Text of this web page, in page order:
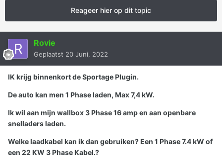
Reageer hier op dit topic
Rovie
Geplaatst 20 Juni, 2022
IK krijg binnenkort de Sportage Plugin.
De auto kan men 1 Phase laden, Max 7,4 kW.
Ik wil aan mijn wallbox 3 Phase 16 amp en aan openbare
snelladers laden.
Welke laadkabel kan ik dan gebruiken? Een 1 Phase 7.4 kW of
een 22 KW 3 Phase Kabel.?